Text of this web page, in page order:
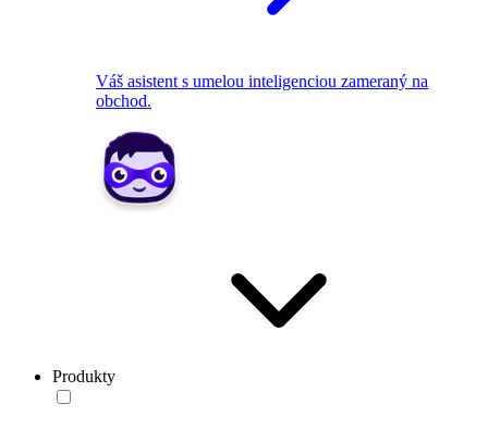
Váš asistent s umelou inteligenciou zameraný na
obchod.
Produkty